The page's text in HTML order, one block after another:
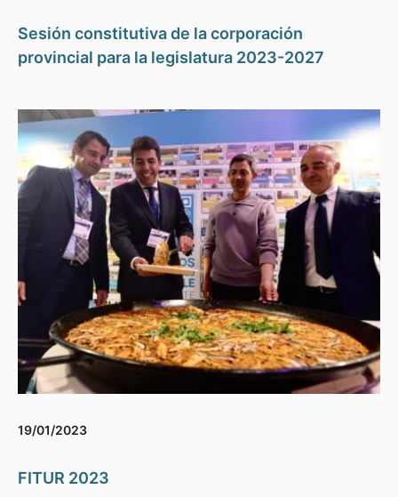
Sesión constitutiva de la corporación
provincial para la legislatura 2023-2027
19/01/2023
FITUR 2023